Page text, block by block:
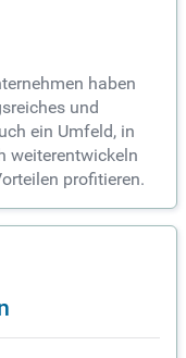
haben
und
ein Umfeld, in
weiterentwickeln
profitieren.